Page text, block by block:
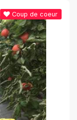
Coup de coeur